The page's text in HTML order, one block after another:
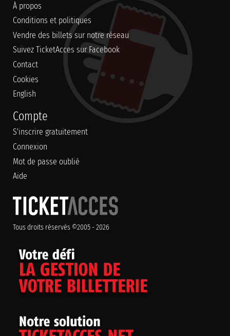
À propos
Conditions et politiques
Vendre des billets sur notre réseau
Suivez TicketAcces sur Facebook
Contact
Cookies
English
Compte
S'inscrire gratuitement
Connexion
Mot de passe oublié
Aide
Tous droits réservés ©2005 - 2026